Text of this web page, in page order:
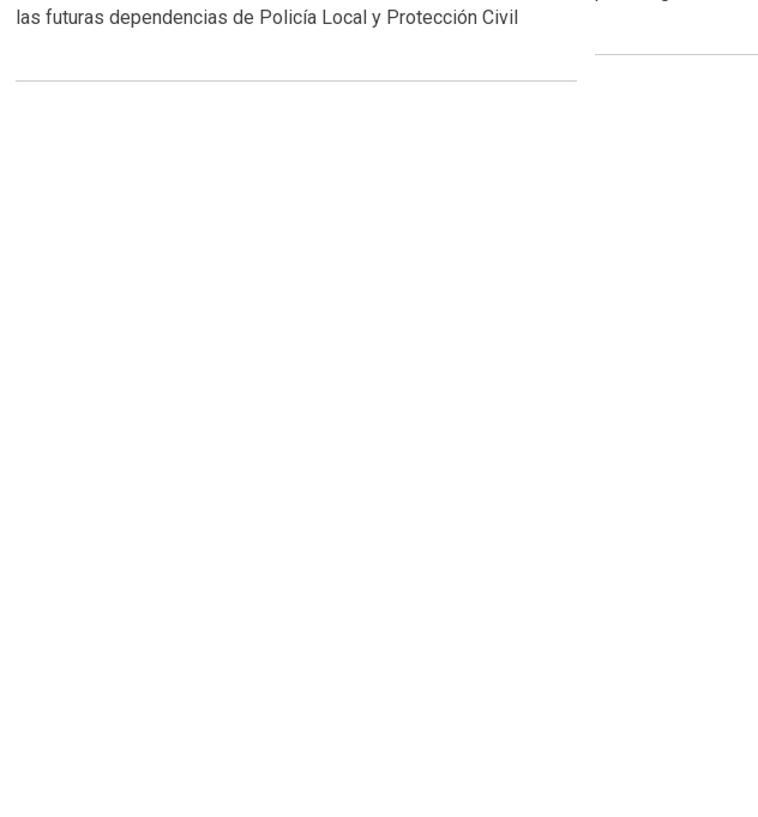
las futuras dependencias de Policía Local y Protección Civil